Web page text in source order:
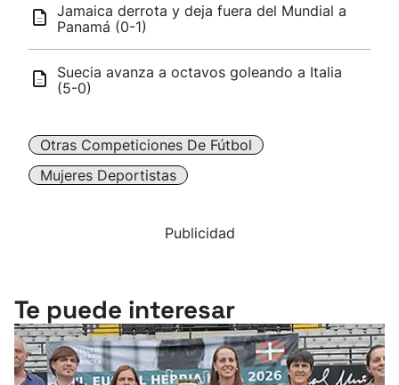
Jamaica derrota y deja fuera del Mundial a
Panamá (0-1)
Suecia avanza a octavos goleando a Italia
(5-0)
Otras Competiciones De Fútbol
Mujeres Deportistas
Publicidad
Te puede interesar